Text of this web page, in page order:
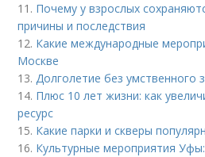
11. Почему у взрослых
причины и последствия
12. Какие международные
Москве
13.Долголетие без умственного
14. Плюс 10 лет жизни: как
ресурс
15. Какие парки и скверы
16. Культурные мероприятия